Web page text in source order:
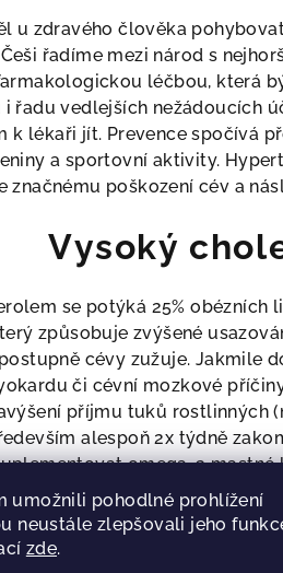
umožnili pohodlné prohlížení
neustále zlepšovali jeho
zde.
u zdravého člověka
řadíme mezi národ s
léčbou, která
i řadu vedlejších nežádoucích
k lékaři jít. Prevence spočívá
a sportovní aktivity.
značnému poškození cév a
Vysoký
se potýká 25% obézních
způsobuje zvýšené
cévy zužuje. Jakmile
či cévní mozkové
příjmu tuků rostlinných
alespoň 2x týdně
omega-3 mastné
Nádorová